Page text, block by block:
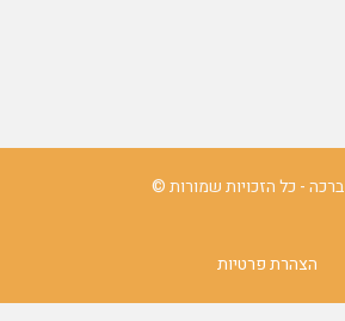
- כל הזכויות שמורות ©
הצהרת פרטיות